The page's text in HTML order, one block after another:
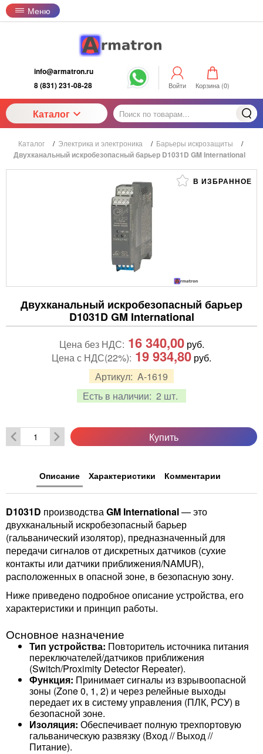
Меню
info@armatron.ru
8 (831) 231-08-28
Войти Корзина (0)
Каталог
Каталог / Электрика и электроника / Барьеры искрозащиты /
Двухканальный искробезопасный барьер D1031D GM International
В ИЗБРАННОЕ
Двухканальный искробезопасный барьер
D1031D GM International
Артикул: A-1619
Есть в наличии: 2 шт.
Цена без НДС: 16 340,00руб.
Цена с НДС(22%): 19 934,80 руб.
Купить
Описание Характеристики Комментарии
D1031D производстваGM International— это
двухканальный искробезопасный барьер
(гальванический изолятор), предназначенный для
передачи сигналов от дискретных датчиков (сухие
контакты или датчики приближения/NAMUR),
расположенных в опасной зоне, в безопасную зону.
Ниже приведено подробное описание устройства, его
характеристики и принцип работы.
Основное назначение
Тип устройства: Повторитель источника питания
переключателей/датчиков приближения
(Switch/Proximity Detector Repeater).
Функция: Принимает сигналы из взрывоопасной
зоны (Zone 0, 1, 2) и через релейные выходы
передает их в систему управления (ПЛК, РСУ) в
безопасной зоне.
Изоляция: Обеспечивает полную трехпортовую
гальваническую развязку (Вход // Выход //
Питание).